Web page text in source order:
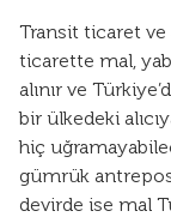
Transit ticaret
ticarette mal,
alınır ve
bir ülkedeki
hiç
gümrük
devirde ise mal